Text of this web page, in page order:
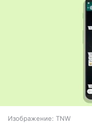
Изображение: TNW